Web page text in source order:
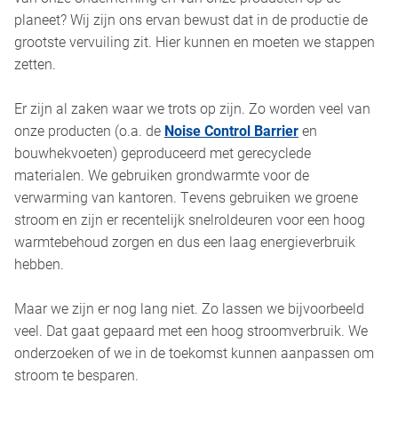
planeet? Wij zijn ons ervan bewust dat in de productie de
grootste vervuiling zit. Hier kunnen en moeten we stappen
zetten.
Er zijn al zaken waar we trots op zijn. Zo worden veel van
onze producten (o.a. de Noise Control Barrieren
bouwhekvoeten) geproduceerd met gerecyclede
materialen. We gebruiken grondwarmte voor de
verwarming van kantoren. Tevens gebruiken we groene
stroom en zijn er recentelijk snelroldeuren voor een hoog
warmtebehoud zorgen en dus een laag energieverbruik
hebben.
Maar we zijn er nog lang niet. Zo lassen we bijvoorbeeld
veel. Dat gaat gepaard met een hoog stroomverbruik. We
onderzoeken of we in de toekomst kunnen aanpassen om
stroom te besparen.